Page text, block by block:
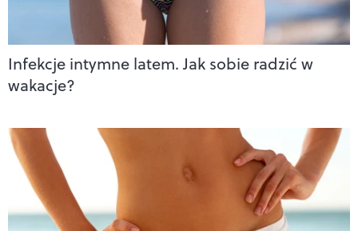
Infekcje intymne latem. Jak sobie radzić w
wakacje?